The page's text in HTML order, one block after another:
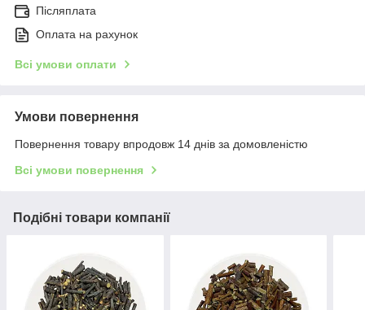
Післяплата
Оплата на рахунок
Всі умови оплати
Умови повернення
Повернення товару впродовж 14 днів за домовленістю
Всі умови повернення
Подібні товари компанії